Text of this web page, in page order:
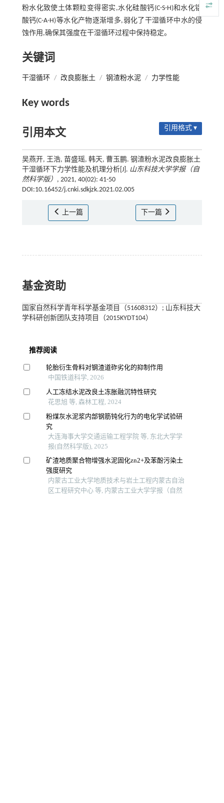
粉水化致使土体颗粒变得密实,水化硅酸钙(C-S-H)和水化铝
酸钙(C-A-H)等水化产物逐渐增多,弱化了干湿循环中水的侵
蚀作用,确保其强度在干湿循环过程中保持稳定。
关键词
干湿循环 / 改良膨胀土 / 钢渣粉水泥 / 力学性能
Key words
引用本文 引用格式 ▾
吴燕开, 王浩, 苗盛瑶, 韩天, 曹玉鹏. 钢渣粉水泥改良膨胀土
干湿循环下力学性能及机理分析[J]. 山东科技大学学报（自
然科学版） , 2021, 40(02): 41-50
DOI:10.16452/j.cnki.sdkjzk.2021.02.005
上一篇 下一篇
基金资助
国家自然科学青年科学基金项目（51608312）; 山东科技大
学科研创新团队支持项目（2015KYDT104）